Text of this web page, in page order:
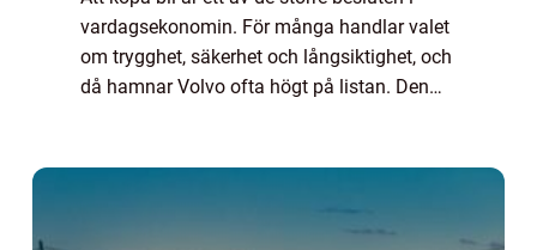
vardagsekonomin. För många handlar valet
om trygghet, säkerhet och långsiktighet, och
då hamnar Volvo ofta högt på listan. Den